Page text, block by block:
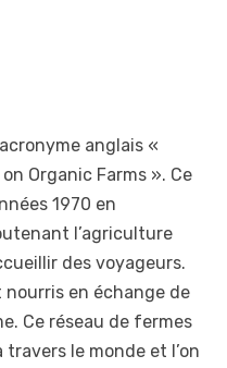
anglais «
Organic Farms ». Ce
1970 en
l’agriculture
des voyageurs.
nourris en échange de
Ce réseau de fermes
le monde et l’on